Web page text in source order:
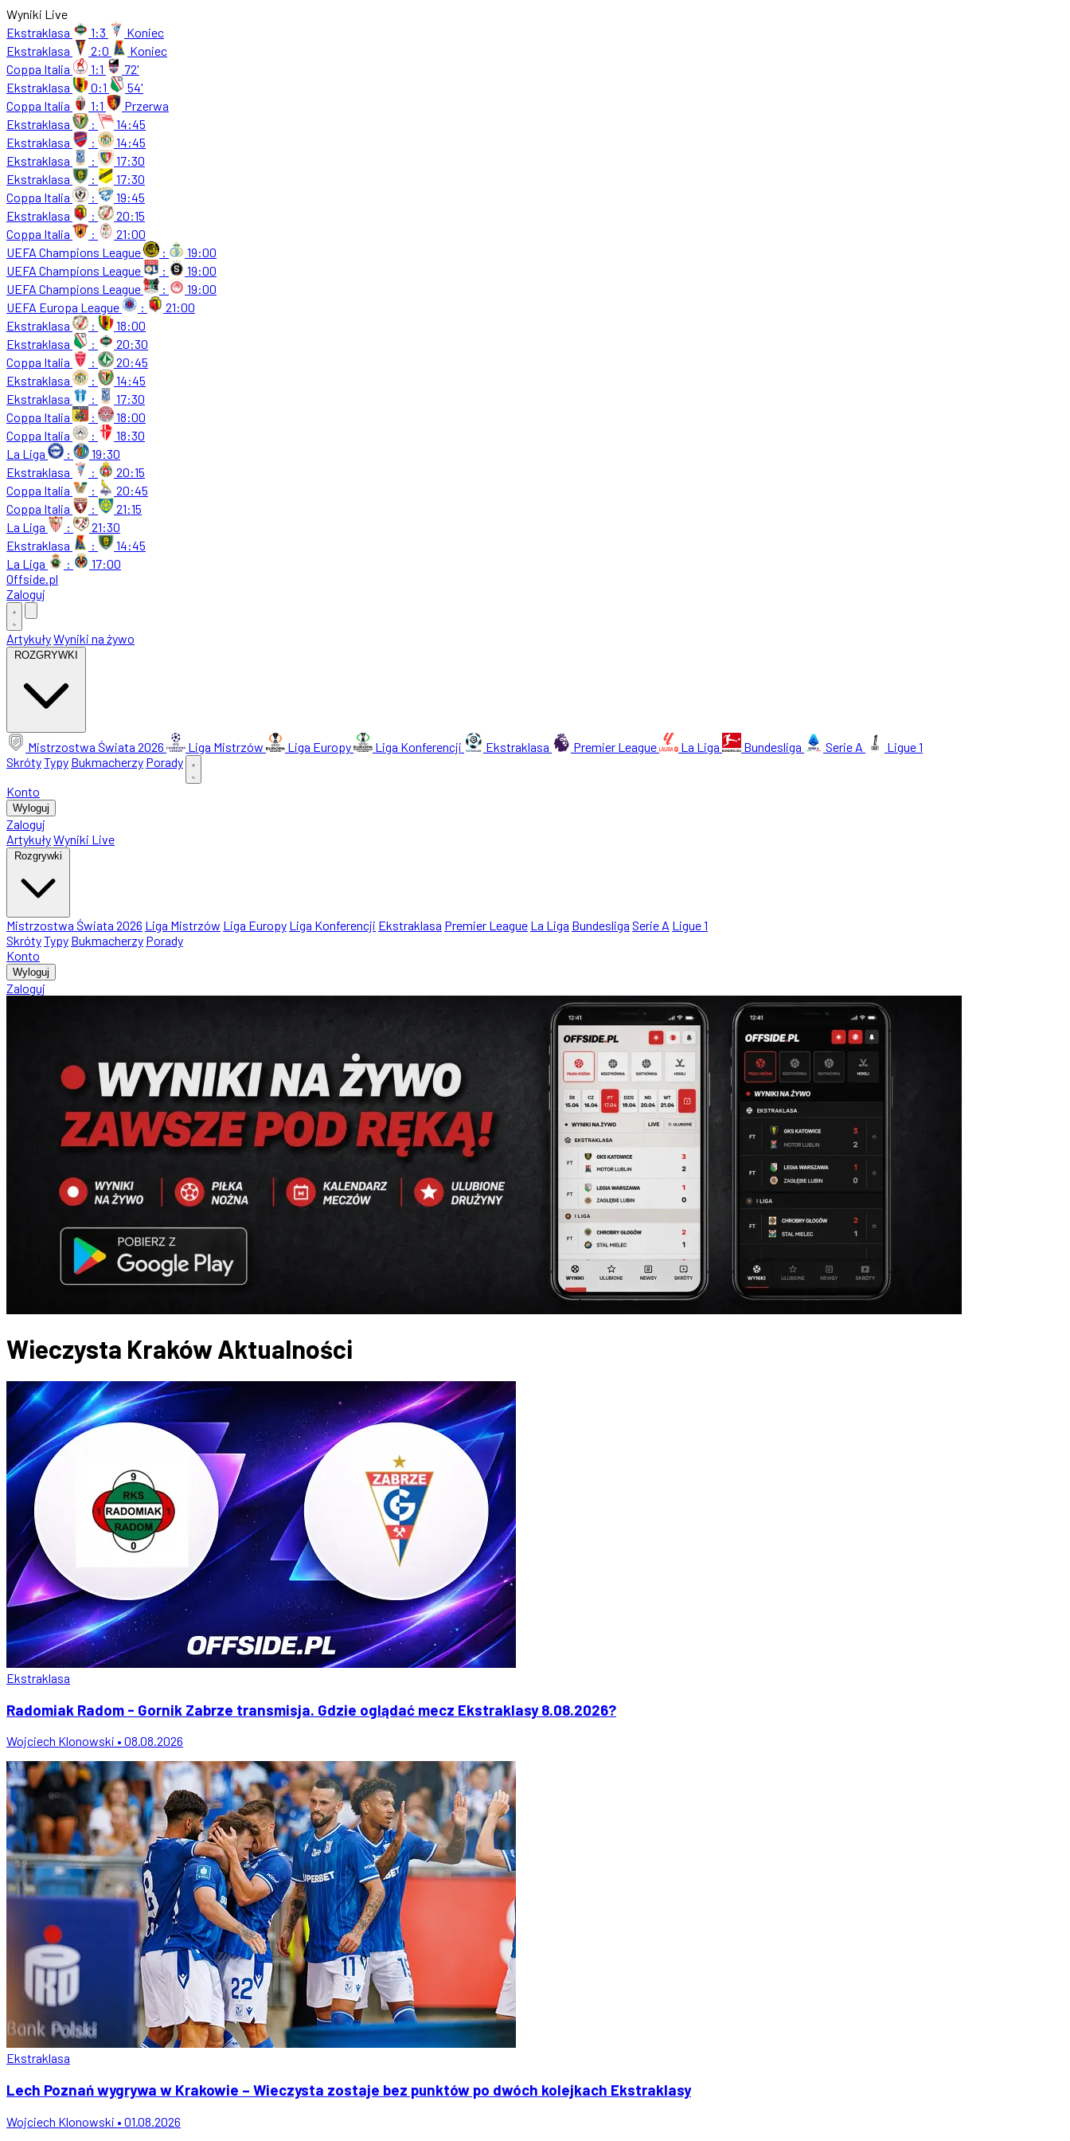
Wyniki Live
Ekstraklasa
1:3
Koniec
Ekstraklasa
2:0
Koniec
Coppa Italia
1:1
72'
Ekstraklasa
0:1
54'
Coppa Italia
1:1
Przerwa
Ekstraklasa
:
14:45
Ekstraklasa
:
14:45
Ekstraklasa
:
17:30
Ekstraklasa
:
17:30
Coppa Italia
:
19:45
Ekstraklasa
:
20:15
Coppa Italia
:
21:00
UEFA Champions League
:
19:00
UEFA Champions League
:
19:00
UEFA Champions League
:
19:00
UEFA Europa League
:
21:00
Ekstraklasa
:
18:00
Ekstraklasa
:
20:30
Coppa Italia
:
20:45
Ekstraklasa
:
14:45
Ekstraklasa
:
17:30
Coppa Italia
:
18:00
Coppa Italia
:
18:30
La Liga
:
19:30
Ekstraklasa
:
20:15
Coppa Italia
:
20:45
Coppa Italia
:
21:15
La Liga
:
21:30
Ekstraklasa
:
14:45
La Liga
:
17:00
Offside.pl
Zaloguj
ArtykułyWyniki na żywo
ROZGRYWKI
Mistrzostwa Świata 2026 Liga Mistrzów Liga Europy Liga Konferencji Ekstraklasa Premier League La Liga Bundesliga Serie A
Ligue 1
SkrótyTypy Bukmacherzy Porady
Konto
Wyloguj
Zaloguj
ArtykułyWyniki Live
Rozgrywki
Mistrzostwa Świata 2026 Liga Mistrzów Liga Europy Liga Konferencji Ekstraklasa Premier League La Liga Bundesliga Serie A Ligue 1
SkrótyTypy Bukmacherzy Porady
Konto
Wyloguj
Zaloguj
Wieczysta KrakówAktualności
Ekstraklasa
Radomiak Radom - Gornik Zabrze transmisja. Gdzie oglądać mecz Ekstraklasy 8.08.2026?
Wojciech Klonowski • 08.08.2026
Ekstraklasa
Lech Poznań wygrywa w Krakowie – Wieczysta zostaje bez punktów po dwóch kolejkach Ekstraklasy
Wojciech Klonowski • 01.08.2026